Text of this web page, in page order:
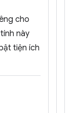
cho
này
tiện ích